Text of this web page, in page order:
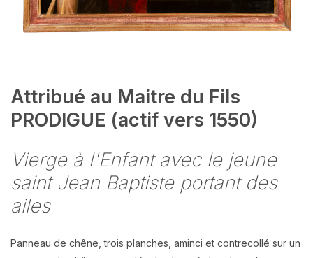
Attribué au Maitre du Fils
PRODIGUE (actif vers 1550)
Vierge à l'Enfant avec le jeune
saint Jean Baptiste portant des
ailes
Panneau de chêne, trois planches, aminci et contrecollé sur un